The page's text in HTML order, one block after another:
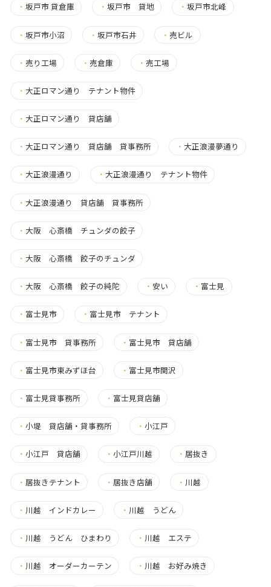
・ 坂戸市 貸倉庫 ・坂戸市 貸地 ・坂戸市北峰
・ 坂戸市小沼 ・坂戸市石井 ・ 売ビル
・ 売り工場 ・ 売倉庫 ・ 売工場
・ 大正ロマン通り テナント物件
・ 大正ロマン通り 貸店舗
・ 大正ロマン通り 貸店舗 貸事務所 ・ 大正浪漫夢通り
・ 大正浪漫通り ・ 大正浪漫通り テナント物件
・ 大正浪漫通り 貸店舗 貸事務所
・ 大阪 心斎橋 チュンダの餃子
・ 大阪 心斎橋 餃子のチュンダ
・ 大阪 心斎橋 餃子の純陀 ・安い ・ 富士見
・ 富士見市 ・ 富士見市 テナント
・ 富士見市 貸事務所 ・ 富士見市 貸店舗
・ 富士見市東みずほ台 ・ 富士見市関沢
・ 富士見貸事務所 ・ 富士見貸店舗
・ 小堤 貸店舗・貸事務所 ・小江戸
・ 小江戸 貸店舗 ・小江戸川越 ・居抜き
・ 居抜きテナント ・ 居抜き店舗 ・ 川越
・ 川越 インドカレー ・ 川越 うどん
・ 川越 うどん ひまわり ・ 川越 エステ
・ 川越 オーダーカーテン ・ 川越 お好み焼き